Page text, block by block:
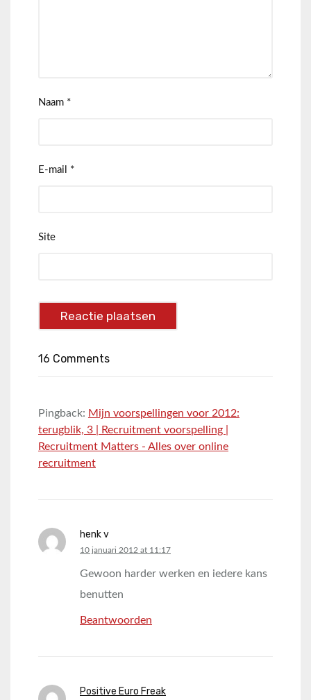
Naam *
E-mail *
Site
16 Comments
Pingback: Mijn voorspellingen voor 2012:
terugblik, 3 | Recruitment voorspelling |
Recruitment Matters - Alles over online
recruitment
henk v
says:
10 januari 2012 at 11:17
Gewoon harder werken en iedere kans
benutten
Beantwoorden
Positive Euro Freak